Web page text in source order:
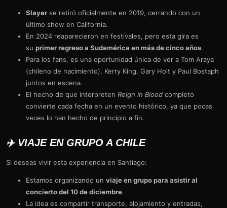
Slayer se retiró oficialmente en 2019, cerrando con un
último show en California.
En 2024 reaparecieron en festivales, pero esta gira es
su primer regreso a Sudamérica en más de cinco años.
Para los fans, es una oportunidad única de ver a Tom Araya
(chileno de nacimiento), Kerry King, Gary Holt y Paul Bostaph
juntos en escena.
El hecho de que interpreten Reign in Blood completo
convierte cada fecha en un evento histórico, ya que pocas
veces lo han hecho de principio a fin.
✈️ VIAJE EN GRUPO A CHILE
Si deseas vivir esta experiencia en Santiago:
Estamos organizando un viaje en grupo para asistir al
concierto del 10 de diciembre.
La idea es compartir transporte, alojamiento y entradas,